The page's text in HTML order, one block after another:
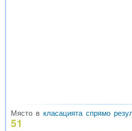
Място в класацията спрямо
51